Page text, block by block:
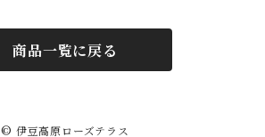
商品一覧に戻る
© 伊豆高原ローズテラス